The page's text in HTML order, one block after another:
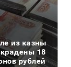
из казны
18
рублей